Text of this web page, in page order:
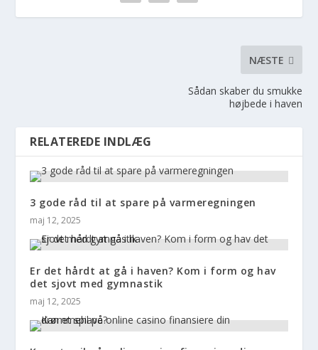
NÆSTE
Sådan skaber du smukke
højbede i haven
RELATEREDE INDLÆG
3 gode råd til at spare på varmeregningen
maj 12, 2025
Er det hårdt at gå i haven? Kom i form og hav
det sjovt med gymnastik
maj 12, 2025